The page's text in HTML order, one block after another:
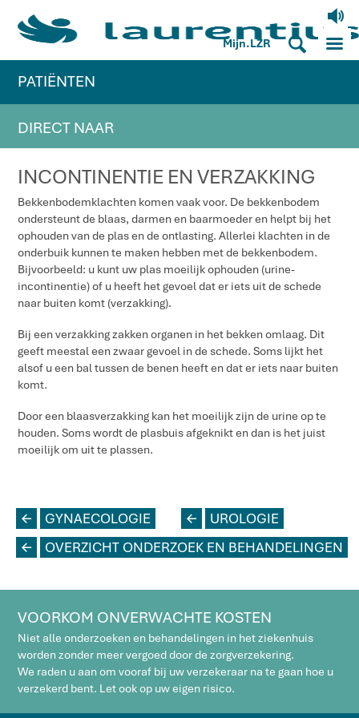
V
Mijn.LZR S M
PATIËNTEN
DIRECT NAAR
INCONTINENTIE EN VERZAKKING
Bekkenbodemklachten komen vaak voor. De bekkenbodem
ondersteunt de blaas, darmen en baarmoeder en helpt bij het
ophouden van de plas en de ontlasting. Allerlei klachten in de
onderbuik kunnen te maken hebben met de bekkenbodem.
Bijvoorbeeld: u kunt uw plas moeilijk ophouden (urine-
incontinentie) of u heeft het gevoel dat er iets uit de schede
naar buiten komt (verzakking).
Bij een verzakking zakken organen in het bekken omlaag. Dit
geeft meestal een zwaar gevoel in de schede. Soms lijkt het
alsof u een bal tussen de benen heeft en dat er iets naar buiten
komt.
Door een blaasverzakking kan het moeilijk zijn de urine op te
houden. Soms wordt de plasbuis afgeknikt en dan is het juist
moeilijk om uit te plassen.
L GYNAECOLOGIE L UROLOGIE
L OVERZICHT ONDERZOEK EN BEHANDELINGEN
VOORKOM ONVERWACHTE KOSTEN
Niet alle onderzoeken en behandelingen in het ziekenhuis
worden zonder meer vergoed door de zorgverzekering.
We raden u aan om vooraf bij uw verzekeraar na te gaan hoe u
verzekerd bent. Let ook op uw eigen risico.